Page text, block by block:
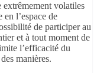
extrêmement volatiles
l’espace de
de participer au
et à tout moment de
l’efficacité du
manières.